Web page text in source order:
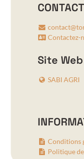
CONTACT
Contactez-
Site
SABI AGRI
Conditions
Politique